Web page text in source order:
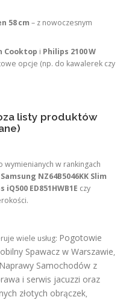
58 cm – z nowoczesnym
Cooktop i Philips 2100 W
opcje (np. do kawalerek czy
listy produktów
wymienianych w rankingach
Samsung NZ64B5046KK Slim
iQ500 ED851HWB1E czy
wiele usług: Pogotowie
Spawacz w Warszawie,
Naprawy Samochodów z
i serwis jacuzzi oraz
złotych obrączek,